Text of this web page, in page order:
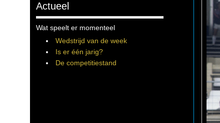
Actueel
Wat speelt er momenteel
Wedstrijd van de week
Is er één jarig?
De competitiestand